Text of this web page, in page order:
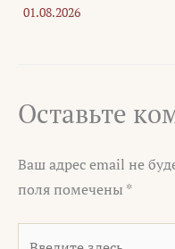
01.08.2026
Оставьте
Ваш адрес email не
поля помечены *